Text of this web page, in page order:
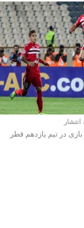
در تیم یازدهم قطر